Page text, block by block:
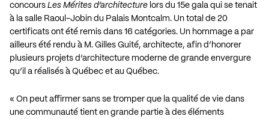
concours Les Mérites d’architecture lors du 15e gala qui se tenait
à la salle Raoul-Jobin du Palais Montcalm. Un total de 20
certificats ont été remis dans 16 catégories. Un hommage a par
ailleurs été rendu à M. Gilles Guité, architecte, afin d’honorer
plusieurs projets d’architecture moderne de grande envergure
qu’il a réalisés à Québec et au Québec.
« On peut affirmer sans se tromper que la qualité de vie dans
une communauté tient en grande partie à des éléments